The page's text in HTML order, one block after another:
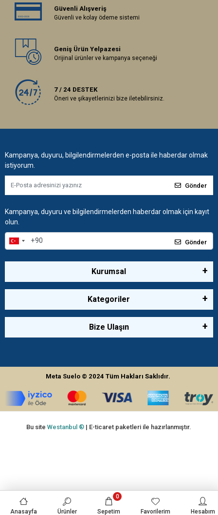
Güvenli Alışveriş
Güvenli ve kolay ödeme sistemi
Geniş Ürün Yelpazesi
Orijinal ürünler ve kampanya seçeneği
7 / 24 DESTEK
Öneri ve şikayetlerinizi bize iletebilirsiniz.
Kampanya, duyuru, bilgilendirmelerden e-posta ile haberdar olmak
istiyorum.
Gönder
Kampanya, duyuru ve bilgilendirmelerden haberdar olmak için kayıt
olun.
Gönder
Kurumsal
Kategoriler
Bize Ulaşın
Meta Suelo © 2024Tüm Hakları Saklıdır.
Anasayfa Ürünler Sepetim
0
Favorilerim Hesabım
Bu siteWestanbul ® | E-ticaret paketleri ile hazırlanmıştır.